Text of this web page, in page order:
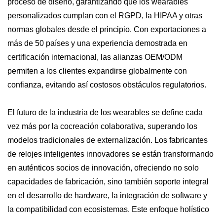
proceso de diseño, garantizando que los wearables
personalizados cumplan con el RGPD, la HIPAA y otras
normas globales desde el principio. Con exportaciones a
más de 50 países y una experiencia demostrada en
certificación internacional, las alianzas OEM/ODM
permiten a los clientes expandirse globalmente con
confianza, evitando así costosos obstáculos regulatorios.
El futuro de la industria de los wearables se define cada
vez más por la cocreación colaborativa, superando los
modelos tradicionales de externalización. Los fabricantes
de relojes inteligentes innovadores se están transformando
en auténticos socios de innovación, ofreciendo no solo
capacidades de fabricación, sino también soporte integral
en el desarrollo de hardware, la integración de software y
la compatibilidad con ecosistemas. Este enfoque holístico